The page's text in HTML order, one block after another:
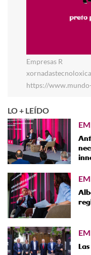
Empresas R
https://
LO + LEÍDO